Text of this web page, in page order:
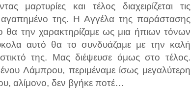
μαρτυρίες και τέλος διαχειρίζεται τις
της. Η Αγγέλα της παράστασης
θα την χαρακτηρίζαμε ως μια ήπιων τόνων
αυτό θα το συνδυάζαμε με την καλή
της. Μας διέψευσε όμως στο τέλος.
Λάμπρου, περιμέναμε ίσως μεγαλύτερη
αλίμονο, δεν βγήκε ποτέ…